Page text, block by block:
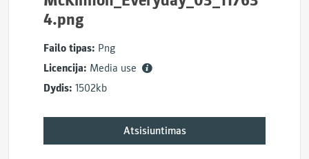
4.png
Failo tipas: Png
Licencija: Media use
Dydis: 1502kb
Atsisiuntimas